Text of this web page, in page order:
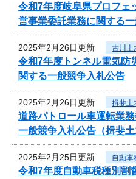
令和7年度岐阜県プロフェ
営事業委託業務に関する
2025年2月26日更新 古川土
令和7年度トンネル電気防
関する一般競争入札公告
2025年2月26日更新 揖斐土
道路パトロール車運転業
一般競争入札公告（揖斐土
2025年2月25日更新 自動車
令和7年度自動車税種別割